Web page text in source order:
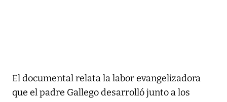
El documental relata la labor evangelizadora
que el padre Gallego desarrolló junto a los